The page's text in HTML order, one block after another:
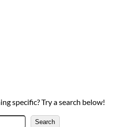
specific? Try a search below!
ASearch